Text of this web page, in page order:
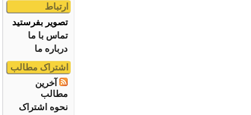
ارتباط
تصویر بفرستید
تماس با ما
درباره ما
اشتراک مطالب
آخرین
مطالب
نحوه اشتراک